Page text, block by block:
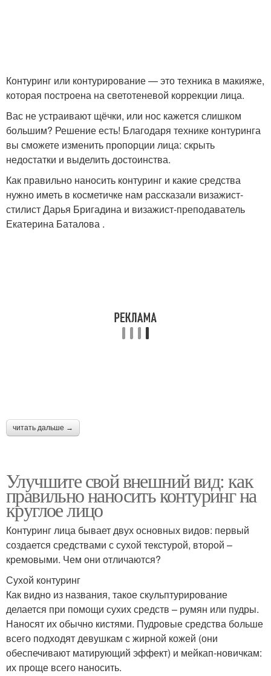
Цветы для контуринга
контуринга
Идеальный контуринг Контуринг по форме
Навыки в контуринге
Контуринг или контурирование — это техника в макияже,
которая построена на светотеневой коррекции лица.
Вас не устраивают щёчки, или нос кажется слишком
большим? Решение есть! Благодаря технике контуринга
вы сможете изменить пропорции лица: скрыть
недостатки и выделить достоинства.
Как правильно наносить контуринг и какие средства
нужно иметь в косметичке нам рассказали визажист-
стилист Дарья Бригадина и визажист-преподаватель
Екатерина Баталова .
читать дальше →
Улучшите свой внешний вид: как
правильно наносить контуринг на
круглое лицо
Контуринг лица бывает двух основных видов: первый
создается средствами с сухой текстурой, второй –
кремовыми. Чем они отличаются?
Сухой контуринг
Как видно из названия, такое скульптурирование
делается при помощи сухих средств – румян или пудры.
Наносят их обычно кистями. Пудровые средства больше
всего подходят девушкам с жирной кожей (они
обеспечивают матирующий эффект) и мейкап-новичкам:
их проще всего наносить.